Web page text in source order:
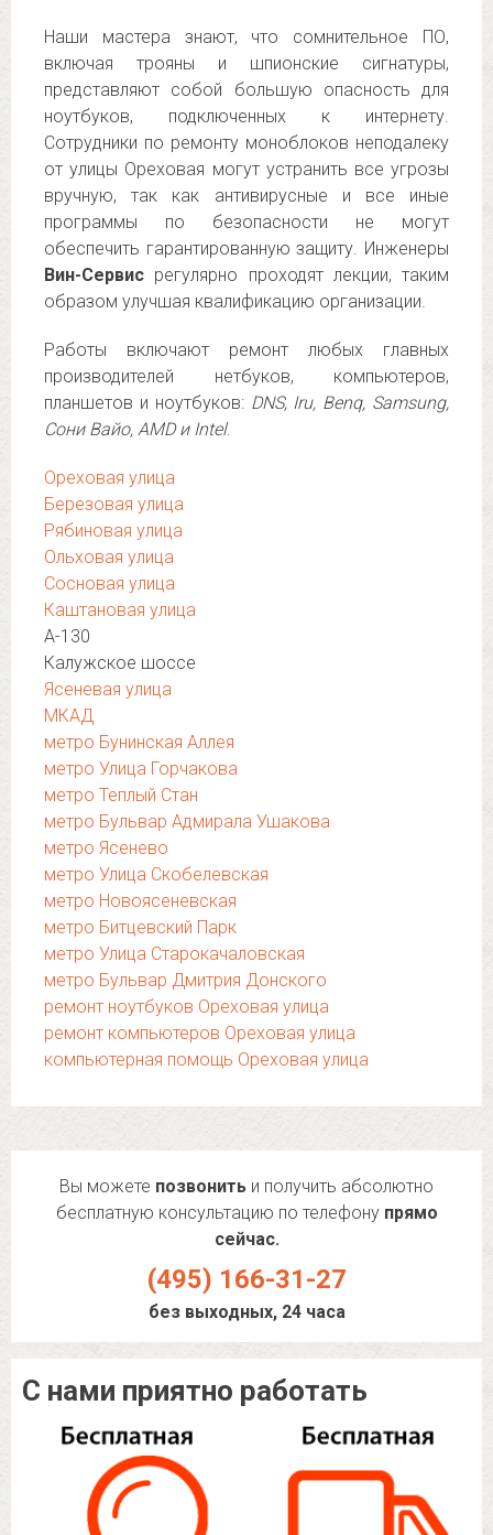
Наши мастера знают, что сомнительное ПО,
включая трояны и шпионские сигнатуры,
представляют собой большую опасность для
ноутбуков, подключенных к интернету.
Сотрудники по ремонту моноблоков неподалеку
от улицы Ореховая могут устранить все угрозы
вручную, так как антивирусные и все иные
программы по безопасности не могут
обеспечить гарантированную защиту. Инженеры
Вин-Сервис регулярно проходят лекции, таким
образом улучшая квалификацию организации.
Работы включают ремонт любых главных
производителей нетбуков, компьютеров,
планшетов и ноутбуков: DNS, Iru, Benq, Samsung,
Сони Вайо, AMD и Intel.
Ореховая улица
Березовая улица
Рябиновая улица
Ольховая улица
Сосновая улица
Каштановая улица
А-130
Калужское шоссе
Ясеневая улица
МКАД
метро Бунинская Аллея
метро Улица Горчакова
метро Теплый Стан
метро Бульвар Адмирала Ушакова
метро Ясенево
метро Улица Скобелевская
метро Новоясеневская
метро Битцевский Парк
метро Улица Старокачаловская
метро Бульвар Дмитрия Донского
ремонт ноутбуков Ореховая улица
ремонт компьютеров Ореховая улица
компьютерная помощь Ореховая улица
Вы можете позвонить и получить абсолютно
бесплатную консультацию по телефону прямо
сейчас.
(495) 166-31-27
без выходных, 24 часа
С нами приятно работать